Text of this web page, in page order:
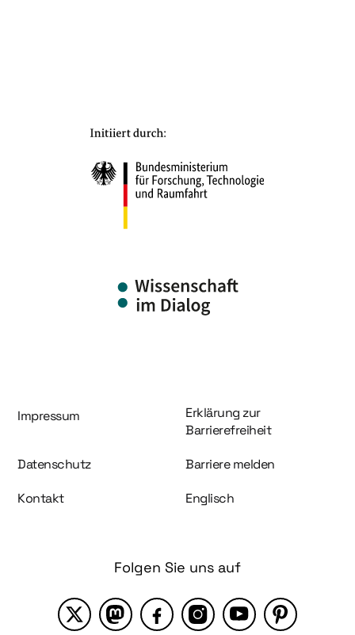
Information und Service
Impressum
Erklärung zur
Barrierefreiheit
Datenschutz Barriere melden
Kontakt Englisch
Folgen Sie uns auf